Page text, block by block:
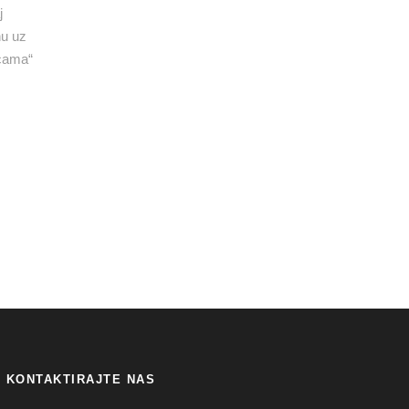
uz
KONTAKTIRAJTE NAS